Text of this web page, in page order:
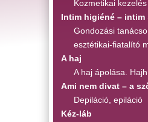
Kozmetikai
Intim higiéné – intim
Gondozási
esztétikai-fiatalító
A haj
A haj ápolása.
Ami nem divat – a
Depiláció, epiláció
Kéz-láb